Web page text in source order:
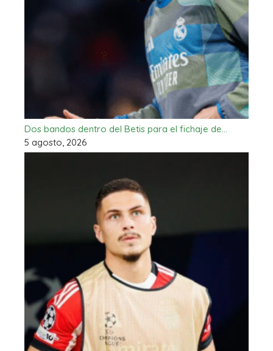
Dos bandos dentro del Betis para el fichaje de…
5 agosto, 2026